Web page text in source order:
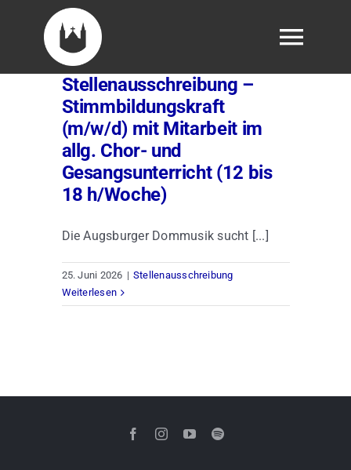
Veranstaltungen
Domsingknabe werden
Kontakt
Stellenausschreibung –
Stimmbildungskraft
(m/w/d) mit Mitarbeit im
allg. Chor- und
Gesangsunterricht (12 bis
18 h/Woche)
Die Augsburger Dommusik sucht [...]
25. Juni 2026 | Stellenausschreibung
Weiterlesen